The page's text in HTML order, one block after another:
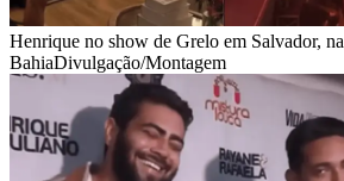
Henrique no show de Grelo em Salvador, na
BahiaDivulgação/Montagem